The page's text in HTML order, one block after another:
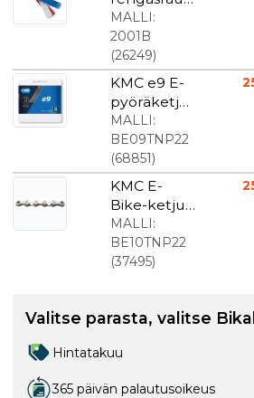
at, kolmen
kappaleen
setti
MALLI:
2001B
(26249)
KMC e9 E-
pyöräketju
9-
vaihteinen
122 Led
MALLI:
BE09TNP22
(68851)
KMC E-
Bike-ketju
10-
vaihteinen
122 lenkkiä
MALLI:
BE10TNP22
(37495)
Valitse parasta, valitse
Hintatakuu
365 päivän palautusoikeus